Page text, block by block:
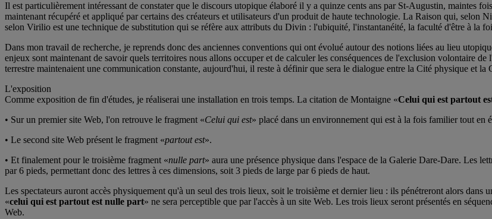
Il est particulièrement intéressant de constater que le discours utopique élaboré il y a quinze cents ans par St-Augustin, maintes
maintenant récupéré et appliqué par certains des créateurs et utilisateurs d'un produit de haute technologie. La Raison qui, selon
selon Virilio est une technique de substitution qui se réfère aux attributs du Divin : l'ubiquité, l'instantanéité, la faculté d'être à la
Dans mon travail de recherche, je reprends donc des anciennes conventions qui ont évolué autour des notions liées au lieu
enjeux sont maintenant de savoir quels territoires nous allons occuper et de calculer les conséquences de l'exclusion volontaire
terrestre maintenaient une communication constante, aujourd'hui, il reste à définir que sera le dialogue entre la Cité physique et
L'exposition
Comme exposition de fin d'études, je réaliserai une installation en trois temps. La citation de Montaigne «Celui qui est partout
• Sur un premier site Web, l'on retrouve le fragment «Celui qui est» placé dans un environnement qui est à la fois familier tout en
• Le second site Web présent le fragment «partout est».
• Et finalement pour le troisième fragment «nulle part» aura une présence physique dans l'espace de la Galerie Dare-Dare. Les
par 6 pieds, permettant donc des lettres à ces dimensions, soit 3 pieds de large par 6 pieds de haut.
Les spectateurs auront accès physiquement qu'à un seul des trois lieux, soit le troisième et dernier lieu : ils pénétreront alors dans
«celui qui est partout est nulle part» ne sera perceptible que par l'accès à un site Web. Les trois lieux seront présentés en
Web.